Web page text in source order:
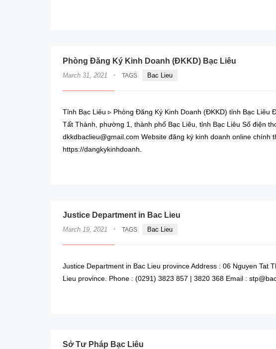
Phòng Đăng Ký Kinh Doanh (ĐKKD) Bạc Liêu
March 31, 2021 · TAGS Bac Lieu
Tỉnh Bạc Liêu ▹ Phòng Đăng Ký Kinh Doanh (ĐKKD) tỉnh Bạc Liêu
Tất Thành, phường 1, thành phố Bạc Liêu, tỉnh Bạc Liêu Số điện
dkkdbaclieu@gmail.com Website đăng ký kinh doanh online chính
https://dangkykinhdoanh.
Justice Department in Bac Lieu
March 19, 2021 · TAGS Bac Lieu
Justice Department in Bac Lieu province Address : 06 Nguyen Tat
Lieu province. Phone : (0291) 3823 857 | 3820 368 Email :
Sở Tư Pháp Bạc Liêu